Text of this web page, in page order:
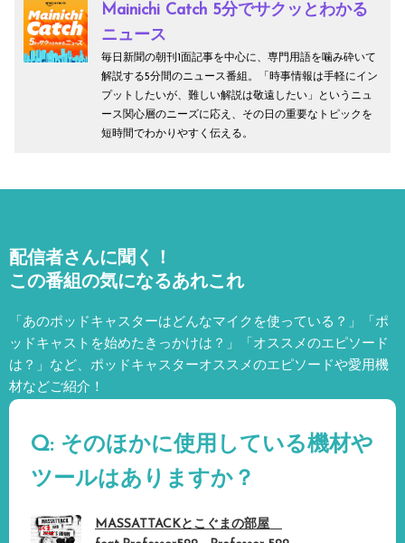
Mainichi Catch 5分でサクッとわかる
ニュース
毎日新聞の朝刊1面記事を中心に、専門用語を噛み砕いて
解説する5分間のニュース番組。「時事情報は手軽にイン
プットしたいが、難しい解説は敬遠したい」というニュ
ース関心層のニーズに応え、その日の重要なトピックを
短時間でわかりやすく伝える。
配信者さんに聞く！
この番組の気になるあれこれ
「あのポッドキャスターはどんなマイクを使っている？」「ポ
ッドキャストを始めたきっかけは？」「オススメのエピソード
は？」など、 ポッドキャスターオススメのエピソードや愛用機
材などご紹介！
Q: そのほかに使用している機材や
ツールはありますか？
MASSATTACKとこぐまの部屋